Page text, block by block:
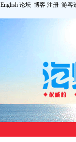
English 论坛 博客 注册 游客